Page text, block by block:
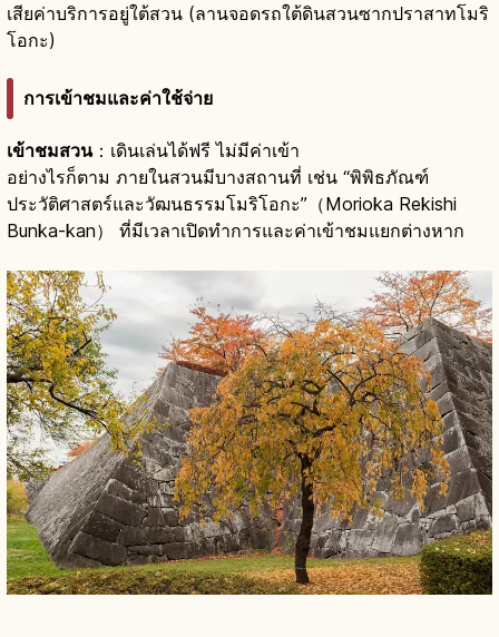
เสียค่าบริการอยู่ใต้สวน (ลานจอดรถใต้ดินสวนซากปราสาทโมริ
โอกะ)
การเข้าชมและค่าใช้จ่าย
เข้าชมสวน：เดินเล่นได้ฟรี ไม่มีค่าเข้า
อย่างไรก็ตาม ภายในสวนมีบางสถานที่ เช่น “พิพิธภัณฑ์
ประวัติศาสตร์และวัฒนธรรมโมริโอกะ”（Morioka Rekishi
Bunka-kan） ที่มีเวลาเปิดทำการและค่าเข้าชมแยกต่างหาก